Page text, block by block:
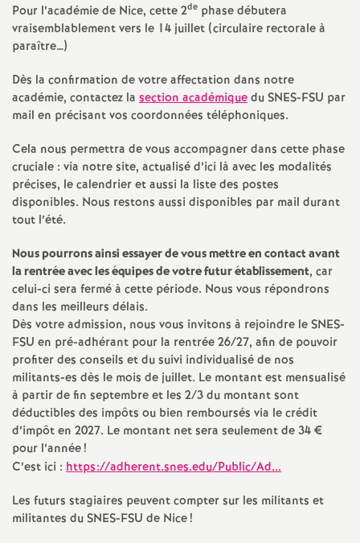
e
i
g
n
e
e
n
t
s
d
e
Pour l’académie de Nice, cette 2de phase débutera
vraisemblablement vers le 14 juillet (circulaire rectorale à
paraître…)
Dès la confirmation de votre affectation dans notre
académie, contactez la section académiquedu SNES-FSU par
mail en précisant vos coordonnées téléphoniques.
Cela nous permettra de vous accompagner dans cette phase
cruciale : via notre site, actualisé d’ici là avec les modalités
précises, le calendrier et aussi la liste des postes
disponibles. Nous restons aussi disponibles par mail durant
tout l’été.
Nous pourrons ainsi essayer de vous mettre en contact avant
la rentrée avec les équipes de votre futur établissement, car
celui-ci sera fermé à cette période. Nous vous répondrons
dans les meilleurs délais.
Dès votre admission, nous vous invitons à rejoindre le SNES-
FSU en pré-adhérant pour la rentrée 26/27, afin de pouvoir
profiter des conseils et du suivi individualisé de nos
militants-es dès le mois de juillet. Le montant est mensualisé
à partir de fin septembre et les 2/3 du montant sont
déductibles des impôts ou bien remboursés via le crédit
d’impôt en 2027. Le montant net sera seulement de 34 €
pour l’année!
C’est ici : https://adherent.snes.edu/Public/Ad...
Les futurs stagiaires peuvent compter sur les militants et
militantes du SNES-FSU de Nice!